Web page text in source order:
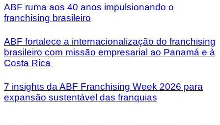
ABF ruma aos 40 anos impulsionando o
franchising brasileiro
ABF fortalece a internacionalização do franchising
brasileiro com missão empresarial ao Panamá e à
Costa Rica
7 insights da ABF Franchising Week 2026 para
expansão sustentável das franquias